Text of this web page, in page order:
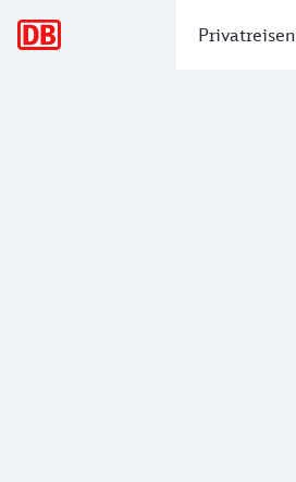
Privatreisen